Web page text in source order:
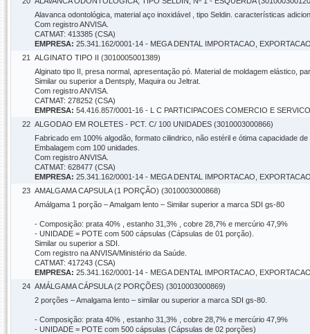
Alavanca odontológica, material aço inoxidável , tipo Seldin. características
Com registro ANVISA.
CATMAT: 413385 (CSA)
EMPRESA: 25.341.162/0001-14 - MEGA DENTAL IMPORTACAO,
21
ALGINATO TIPO II (3010005001389)
Alginato tipo II, presa normal, apresentação pó. Material de moldagem elástico,
Similar ou superior a Dentsply, Maquira ou Jeltrat.
Com registro ANVISA.
CATMAT: 278252 (CSA)
EMPRESA: 54.416.857/0001-16 - L C PARTICIPACOES COMERCIO E
22 ALGODAO EM ROLETES - PCT. C/ 100 UNIDADES (3010003000866)
Fabricado em 100% algodão, formato cilindrico, não estéril e ótima capacidade
Embalagem com 100 unidades.
Com registro ANVISA.
CATMAT: 628477 (CSA)
EMPRESA: 25.341.162/0001-14 - MEGA DENTAL IMPORTACAO,
23 AMALGAMA CAPSULA (1 PORÇÃO) (3010003000868)
Amálgama 1 porção – Amalgam lento – Similar superior a marca SDI gs-80
- Composição: prata 40% , estanho 31,3% , cobre 28,7% e mercúrio 47,9%
- UNIDADE = POTE com 500 cápsulas (Cápsulas de 01 porção).
Similar ou superior a SDI.
Com registro na ANVISA/Ministério da Saúde.
CATMAT: 417243 (CSA)
EMPRESA: 25.341.162/0001-14 - MEGA DENTAL IMPORTACAO,
24 AMÁLGAMA CÁPSULA (2 PORÇÕES) (3010003000869)
2 porções – Amalgama lento – similar ou superior a marca SDI gs-80.
- Composição: prata 40% , estanho 31,3% , cobre 28,7% e mercúrio 47,9%
- UNIDADE = POTE com 500 cápsulas (Cápsulas de 02 porções)